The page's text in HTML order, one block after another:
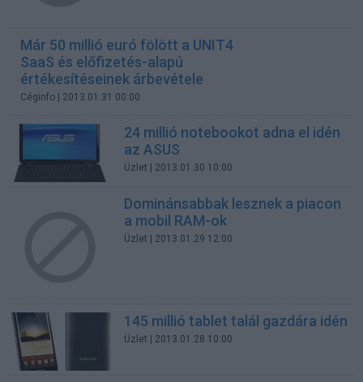
Már 50 millió euró fölött a UNIT4
SaaS és előfizetés-alapú
értékesítéseinek árbevétele
Céginfo | 2013.01.31 00:00
24 millió notebookot adna el idén
az ASUS
Üzlet | 2013.01.30 10:00
Dominánsabbak lesznek a piacon
a mobil RAM-ok
Üzlet | 2013.01.29 12:00
145 millió tablet talál gazdára idén
Üzlet | 2013.01.28 10:00